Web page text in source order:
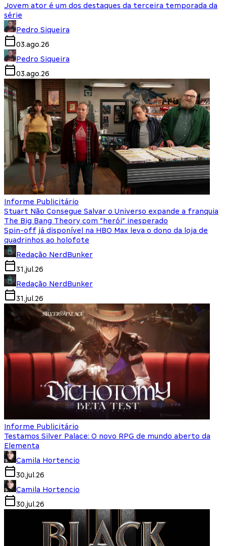
Jovem ator é um dos destaques da terceira temporada da
série
Pedro Siqueira
03.ago.26
Pedro Siqueira
03.ago.26
Informe Publicitário
Stuart Não Consegue Salvar o Universo expande a franquia
The Big Bang Theory com “herói” inesperado
Spin-off já disponível na HBO Max leva o dono da loja de
quadrinhos ao holofote
Redação NerdBunker
31.jul.26
Redação NerdBunker
31.jul.26
Informe Publicitário
Testamos Silver Palace: O novo RPG de mundo aberto da
Elementa
Camila Hortencio
30.jul.26
Camila Hortencio
30.jul.26